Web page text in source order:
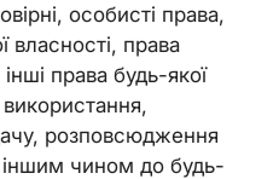
особисті права,
власності, права
права будь-якої
розповсюдження
чином до будь-